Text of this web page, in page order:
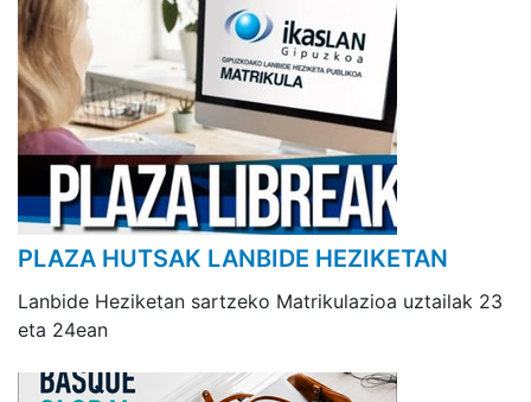
PLAZA HUTSAK LANBIDE HEZIKETAN
Lanbide Heziketan sartzeko Matrikulazioa uztailak 23
eta 24ean